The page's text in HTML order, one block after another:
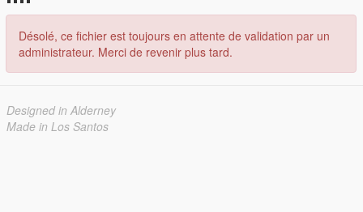
Désolé, ce fichier est toujours en attente de validation par un
administrateur. Merci de revenir plus tard.
Designed in Alderney
Made in Los Santos